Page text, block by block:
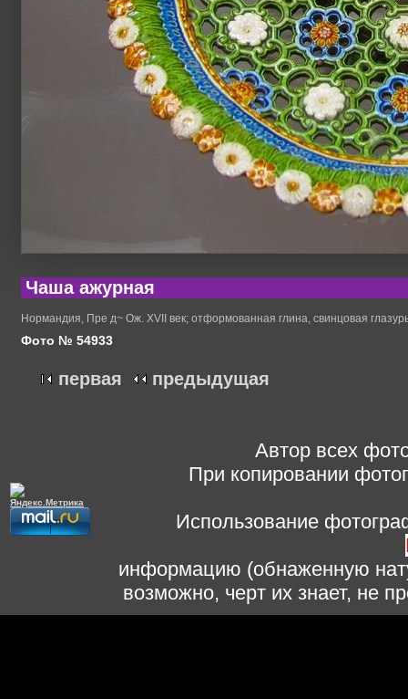
Чаша ажурная
Нормандия, Пре д~ Ож. XVII век; отформованная глина, свинцовая
Фото № 54933
первая предыдущая
Автор всех
При копировании
Использование
информацию (обнаженную
возможно, черт их знает, не